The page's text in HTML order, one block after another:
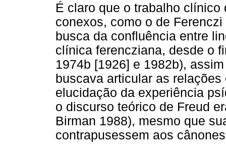
É claro que o trabalho
conexos, como o de
busca da confluência entre
clínica ferencziana, desde o
1974b [1926] e 1982b),
buscava articular as
elucidação da experiência
o discurso teórico de Freud
Birman 1988), mesmo que
contrapusessem aos